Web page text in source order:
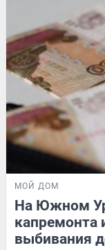
МОЙ ДОМ
На Южном
капремонта
выбивания